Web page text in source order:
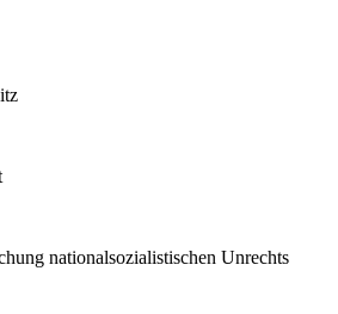
nationalsozialistischen Unrechts